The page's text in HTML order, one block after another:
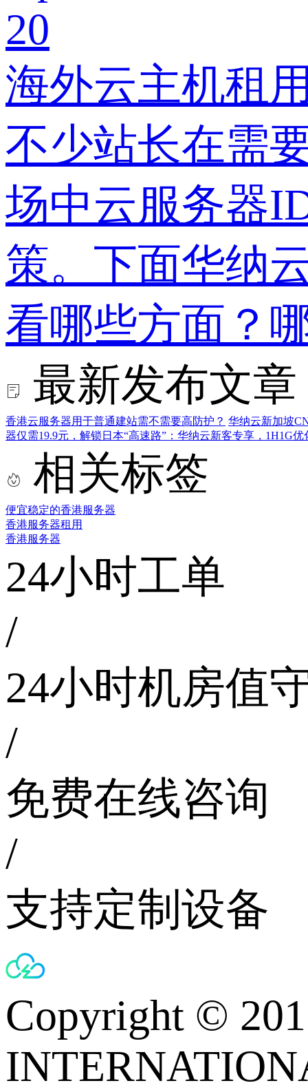
20
海外云主机租
不少站长在需
场中云服务器
策。下面华纳
看哪些方面？
最新发布文章
香港云服务器用于普通建站需不需要高防护？ 华纳云新加坡
器仅需19.9元，解锁日本“高速路”：华纳云新客专享，1H1G
相关标签
便宜稳定的香港服务器
香港服务器租用
香港服务器
24小时工单
/
24小时机房值
/
免费在线咨询
/
支持定制设备
Copyright ©